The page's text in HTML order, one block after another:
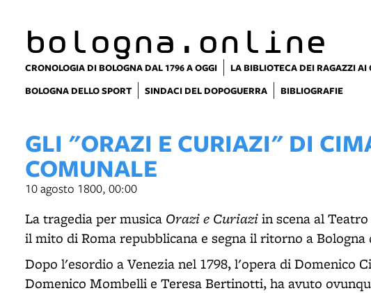
bologna.online
CRONOLOGIA DI BOLOGNA DAL 1796 A OGGI LA BIBLIOTECA DEI RAGAZZI
BOLOGNA DELLO SPORT
SINDACI DEL DOPOGUERRA BIBLIOGRAFIE
GLI "ORAZI E CURIAZI" DI
COMUNALE
10 agosto 1800, 00:00
La tragedia per musica Orazi e Curiaziin scena al
il mito di Roma repubblicana e segna il ritorno a
Dopo l'esordio a Venezia nel 1798, l'opera di Domenico
Domenico Mombelli e Teresa Bertinotti, ha avuto